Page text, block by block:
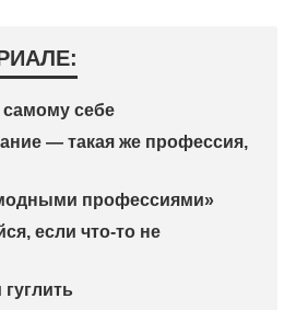
самому себе
— такая же профессия,
профессиями»
если что-то не